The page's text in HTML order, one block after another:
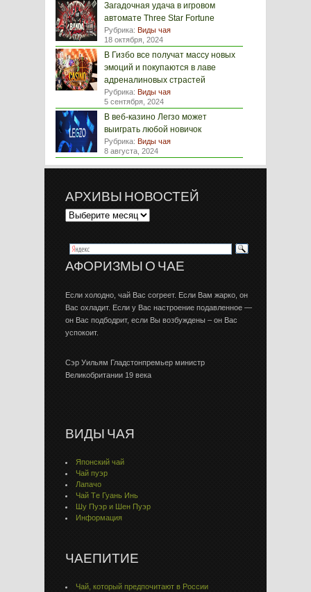
Загадочная удача в игровом
автомате Three Star Fortune
Рубрика: Виды чая
18 октября, 2024
В Гизбо все получат массу новых
эмоций и покупаются в лаве
адреналиновых страстей
Рубрика: Виды чая
5 сентября, 2024
В веб-казино Легзо может
выиграть любой новичок
Рубрика: Виды чая
8 августа, 2024
АРХИВЫ НОВОСТЕЙ
АФОРИЗМЫ О ЧАЕ
Если холодно, чай Вас согреет. Если Вам жарко, он
Вас охладит. Если у Вас настроение подавленное —
он Вас подбодрит, если Вы возбуждены – он Вас
успокоит.
Сэр Уильям Гладстонпремьер министр
Великобритании 19 века
ВИДЫ ЧАЯ
Японский чай
Чай пуэр
Лапачо
Чай Тe Гуaнь Инь
Шу Пуэр и Шен Пуэр
Информация
ЧАЕПИТИЕ
Чай, который предпочитают в России